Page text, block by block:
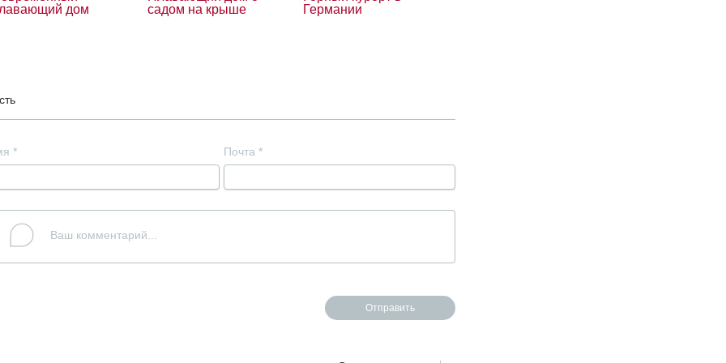
дом
садом на крыше
Германии
* Почта *